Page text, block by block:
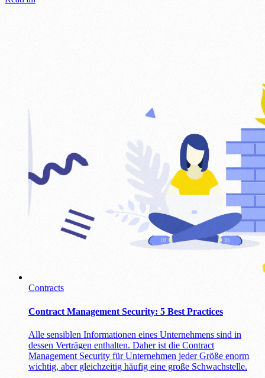
Contracts
Contract Management Security: 5 Best Practices
Alle sensiblen Informationen eines Unternehmens sind in
dessen Verträgen enthalten. Daher ist die Contract
Management Security für Unternehmen jeder Größe enorm
wichtig, aber gleichzeitig häufig eine große Schwachstelle.